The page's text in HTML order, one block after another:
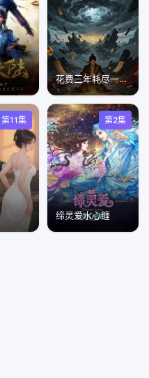
花费三年耗尽一切修为
第11集 第2集
缔灵爱水心缠